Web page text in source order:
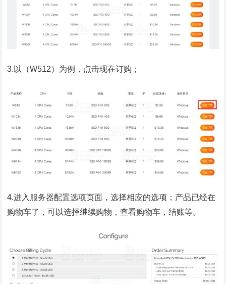
3.以（W512）为例，点击现在订购；
4.进入服务器配置选项页面，选择相应的选项；产品已经在
购物车了，可以选择继续购物，查看购物车，结账等。